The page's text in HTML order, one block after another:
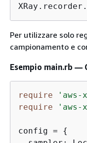
Per utilizzare solo
campionamento e
Esempio main.rb —
require
'aws-
require
'aws-
config = {